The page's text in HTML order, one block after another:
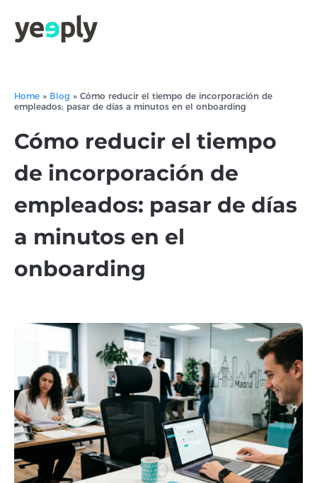
Home » Blog » Cómo reducir el tiempo de incorporación de
empleados: pasar de días a minutos en el onboarding
Cómo reducir el tiempo
de incorporación de
empleados: pasar de días
a minutos en el
onboarding